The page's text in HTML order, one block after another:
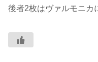
後者2枚はヴァルモニカ